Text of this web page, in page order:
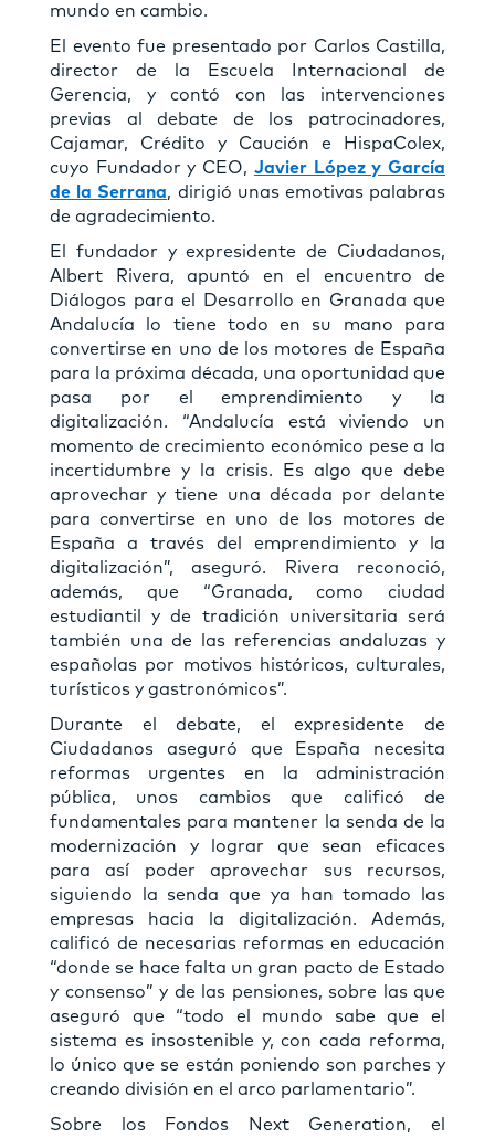
mundo en cambio.
El evento fue presentado por Carlos Castilla,
director de la Escuela Internacional de
Gerencia, y contó con las intervenciones
previas al debate de los patrocinadores,
Cajamar, Crédito y Caución e HispaColex,
cuyo Fundador y CEO, Javier López y García
de la Serrana, dirigió unas emotivas palabras
de agradecimiento.
El fundador y expresidente de Ciudadanos,
Albert Rivera, apuntó en el encuentro de
Diálogos para el Desarrollo en Granada que
Andalucía lo tiene todo en su mano para
convertirse en uno de los motores de España
para la próxima década, una oportunidad que
pasa por el emprendimiento y la
digitalización. “Andalucía está viviendo un
momento de crecimiento económico pese a la
incertidumbre y la crisis. Es algo que debe
aprovechar y tiene una década por delante
para convertirse en uno de los motores de
España a través del emprendimiento y la
digitalización”, aseguró. Rivera reconoció,
además, que “Granada, como ciudad
estudiantil y de tradición universitaria será
también una de las referencias andaluzas y
españolas por motivos históricos, culturales,
turísticos y gastronómicos”.
Durante el debate, el expresidente de
Ciudadanos aseguró que España necesita
reformas urgentes en la administración
pública, unos cambios que calificó de
fundamentales para mantener la senda de la
modernización y lograr que sean eficaces
para así poder aprovechar sus recursos,
siguiendo la senda que ya han tomado las
empresas hacia la digitalización. Además,
calificó de necesarias reformas en educación
“donde se hace falta un gran pacto de Estado
y consenso” y de las pensiones, sobre las que
aseguró que “todo el mundo sabe que el
sistema es insostenible y, con cada reforma,
lo único que se están poniendo son parches y
creando división en el arco parlamentario”.
Sobre los Fondos Next Generation, el